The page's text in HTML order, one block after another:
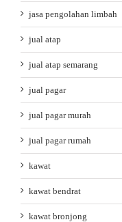
jasa pengolahan limbah
jual atap
jual atap semarang
jual pagar
jual pagar murah
jual pagar rumah
kawat
kawat bendrat
kawat bronjong